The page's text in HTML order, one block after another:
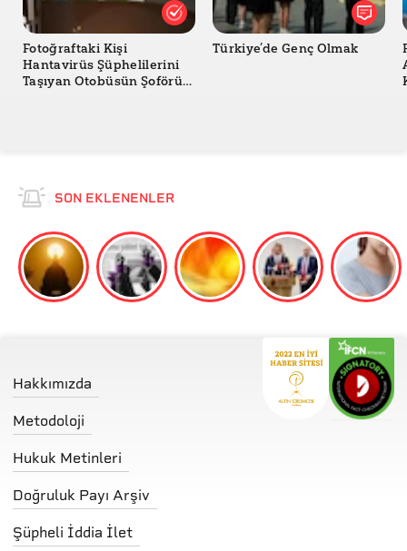
Fotoğraftaki Kişi
Hantavirüs Şüphelilerini
Taşıyan Otobüsün Şoförü
Türkiye’de Genç Olmak
SON EKLENENLER
Hakkımızda
Metodoloji
Hukuk Metinleri
Doğruluk Payı Arşiv
Şüpheli İddia İlet